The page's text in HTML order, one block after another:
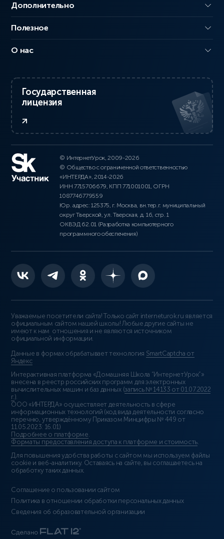
Дополнительно
Полезное
О нас
Государственная
лицензия
© ИнтернетУрок, 2009-2026
© Общество с ограниченной ответственностью
«ИНТЕРДА», 2014-2026
ИНН 7715706679, КПП 771001001, ОГРН
1087746779559
Юр. адрес: 125375, г. Москва, вн.тер.г. муниципальный
округ Тверской, ул. Тверская, д. 16, стр. 1
ОКВЭД 62.01 (Разработка компьютерного
программного обеспечения)
Уважаемые посетители сайта! Только сайт interneturok.ru является
официальным сайтом нашей школы! Любые другие сайты не
имеют к нам отношения и не являются источником
официальной информации.
Данные в формах обрабатывает технология SmartCaptcha от
Яндекс
Интерактивная платформа «Домашняя Школа “ИнтернетУрок”»
внесена в реестр российских программ для электронных
вычислительных машин и баз данных (запись № 14133 от 01.07.2022
г.).
ООО «ИНТЕРДА» осуществляет деятельность в сфере
информационных технологий (код вида деятельности согласно
перечню, утверждённому Приказом Минцифры № 449 от
11.05.2023: 16.01)
Подробнее о платформе.
Форматы предоставления доступа к платформе и стоимость.
Для повышения удобства работы с сайтом мы используем файлы
cookie и веб-аналитику. Оставаясь на сайте, вы соглашаетесь на
обработку таких данных.
Соглашение о пользовании сайтом
Политика в отношении обработки персональных данных
Сведения об образовательной организации